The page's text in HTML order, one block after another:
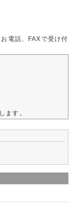
お電話、FAXで受け付
ます。